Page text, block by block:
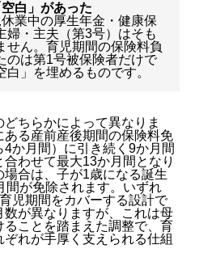
白」があった
業中の厚生年金・健康保
婦・主夫（第3号）はそも
せん。育児期間の保険料負
のは第1号被保険者だけで
」を埋めるものです。
ちらかによって異なりま
る産前産後期間の保険料免
か月間）に引き続く9か月間
わせて最大13か月間となり
合は、子が1歳になる誕生
間が免除されます。いずれ
児期間をカバーする設計で
が異なりますが、これは母
ことを踏まえた調整で、育
れが手厚く支えられる仕組